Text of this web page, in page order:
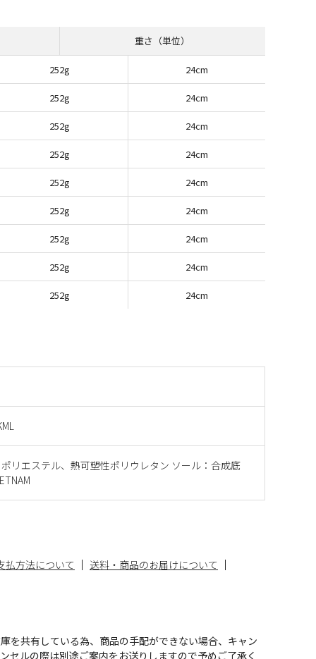
リエステル、熱可塑性ポリウレタン ソール：合成底
払方法について 送料・商品のお届けについて
を共有している為、商品の手配ができない場合、キャン
セルの際は別途ご案内をお送りしますので予めご了承く
重さ（単位）
252g 24cm
252g 24cm
252g 24cm
252g 24cm
252g 24cm
252g 24cm
252g 24cm
252g 24cm
252g 24cm